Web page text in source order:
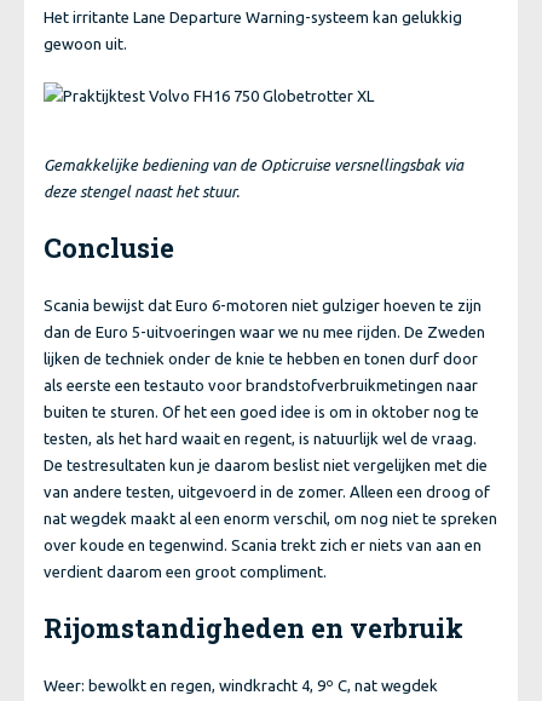
Het irritante Lane Departure Warning-systeem kan gelukkig
gewoon uit.
Gemakkelijke bediening van de Opticruise versnellingsbak via
deze stengel naast het stuur.
Conclusie
Scania bewijst dat Euro 6-motoren niet gulziger hoeven te zijn
dan de Euro 5-uitvoeringen waar we nu mee rijden. De Zweden
lijken de techniek onder de knie te hebben en tonen durf door
als eerste een testauto voor brandstofverbruikmetingen naar
buiten te sturen. Of het een goed idee is om in oktober nog te
testen, als het hard waait en regent, is natuurlijk wel de vraag.
De testresultaten kun je daarom beslist niet vergelijken met die
van andere testen, uitgevoerd in de zomer. Alleen een droog of
nat wegdek maakt al een enorm verschil, om nog niet te spreken
over koude en tegenwind. Scania trekt zich er niets van aan en
verdient daarom een groot compliment.
Rijomstandigheden en verbruik
Weer: bewolkt en regen, windkracht 4, 9º C, nat wegdek